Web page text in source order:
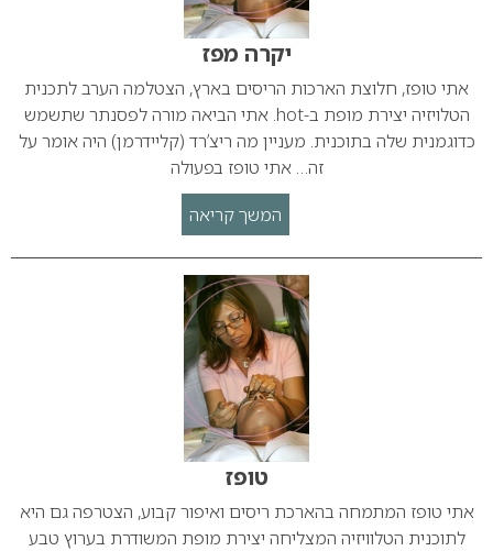
יקרה מפז
אתי טופז, חלוצת הארכות הריסים בארץ, הצטלמה הערב לתכנית
הטלויזיה יצירת מופת ב-hot. אתי הביאה מורה לפסנתר שתשמש
כדוגמנית שלה בתוכנית. מעניין מה ריצ’רד (קליידרמן) היה אומר על
זה… אתי טופז בפעולה
המשך קריאה
טופז
אתי טופז המתמחה בהארכת ריסים ואיפור קבוע, הצטרפה גם היא
לתוכנית הטלוויזיה המצליחה יצירת מופת המשודרת בערוץ טבע